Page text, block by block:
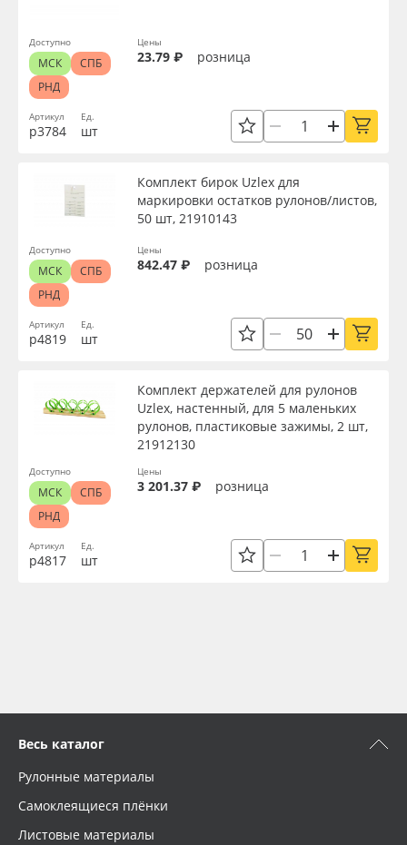
Артикул
р3784
Ед.
шт
Цены
23.79 ₽ розница
Доступно
МСК
СПБ
РНД
Артикул
р4819
Комплект бирок Uzlex для
маркировки остатков рулонов/листов,
50 шт, 21910143
Ед.
шт
Цены
842.47 ₽ розница
Доступно
МСК
СПБ
РНД
Артикул
р4817
Комплект держателей для рулонов
Uzlex, настенный, для 5 маленьких
рулонов, пластиковые зажимы, 2 шт,
21912130
Ед.
шт
Цены
3 201.37 ₽ розница
Доступно
МСК
СПБ
РНД
Весь каталог
Рулонные материалы
Самоклеящиеся плёнки
Листовые материалы